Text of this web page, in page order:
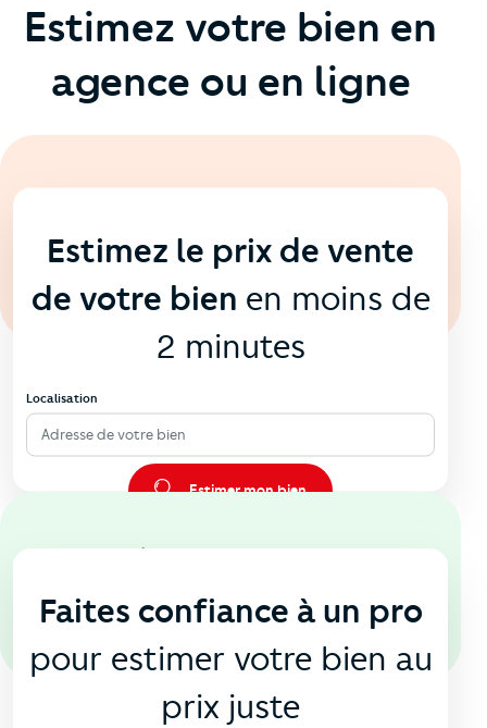
Estimez votre bien en
agence ou en ligne
Estimez le prix de vente
de votre bien en moins de
2 minutes
Localisation
Adresse de votre bien
Estimer mon bien
En agence
Faites confiance à un pro
pour estimer votre bien au
prix juste